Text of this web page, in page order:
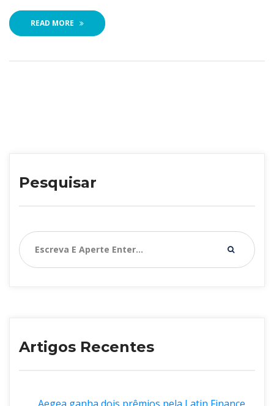
READ MORE
Pesquisar
Artigos Recente
Aegea ganha dois prêmios pela Latin Finance